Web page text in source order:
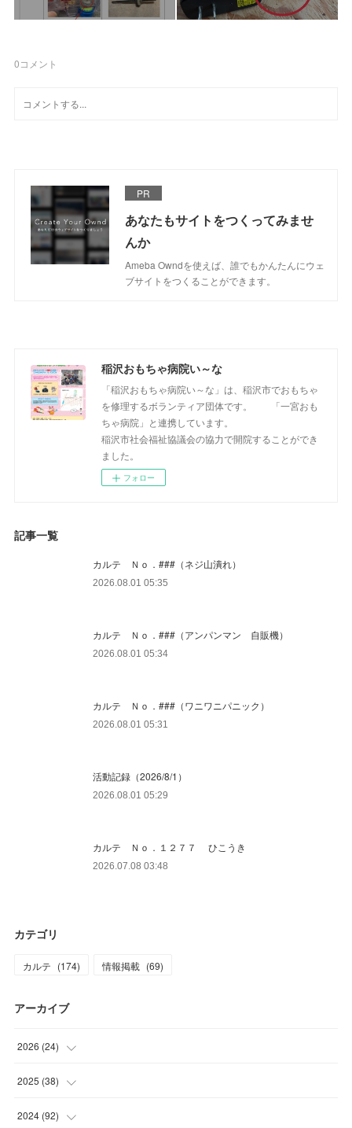
0コメント
PR
あなたもサイトをつくってみませ
んか
Ameba Owndを使えば、誰でもかんたんにウェ
ブサイトをつくることができます。
稲沢おもちゃ病院い～な
「稲沢おもちゃ病院い～な」は、稲沢市でおもちゃ
を修理するボランティア団体です。 「一宮おも
ちゃ病院」と連携しています。
稲沢市社会福祉協議会の協力で開院することができ
ました。
フォロー
記事一覧
カルテ Ｎｏ．###（ネジ山潰れ）
2026.08.01 05:35
カルテ Ｎｏ．###（アンパンマン 自販機）
2026.08.01 05:34
カルテ Ｎｏ．###（ワニワニパニック）
2026.08.01 05:31
活動記録（2026/8/1）
2026.08.01 05:29
カルテ Ｎｏ．１２７７ ひこうき
2026.07.08 03:48
カテゴリ
カルテ (174) 情報掲載 (69)
アーカイブ
2026 (24)
(4
(2
2025 (38)
(3
2024 (92)